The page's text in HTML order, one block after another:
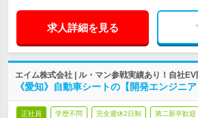
求人詳細を見る
エイム株式会社 | ル・マン参戦実績あり！自社
《愛知》自動車シートの【開発エンジニ
正社員 学歴不問 完全週休2日制 第二新卒歓迎